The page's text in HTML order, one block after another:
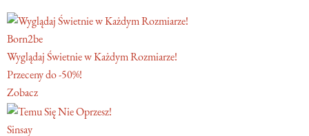
Born2be
Wyglądaj Świetnie w Każdym Rozmiarze!
Przeceny do -50%!
Zobacz
Sinsay